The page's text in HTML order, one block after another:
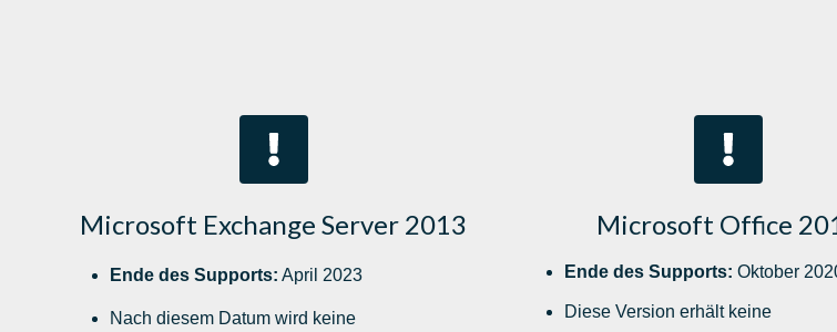
Microsoft Exchange Server 2013
Ende des Supports: April 2023
Nach diesem Datum wird keine
Microsoft Office
Ende des Supports: Oktober
Diese Version erhält keine